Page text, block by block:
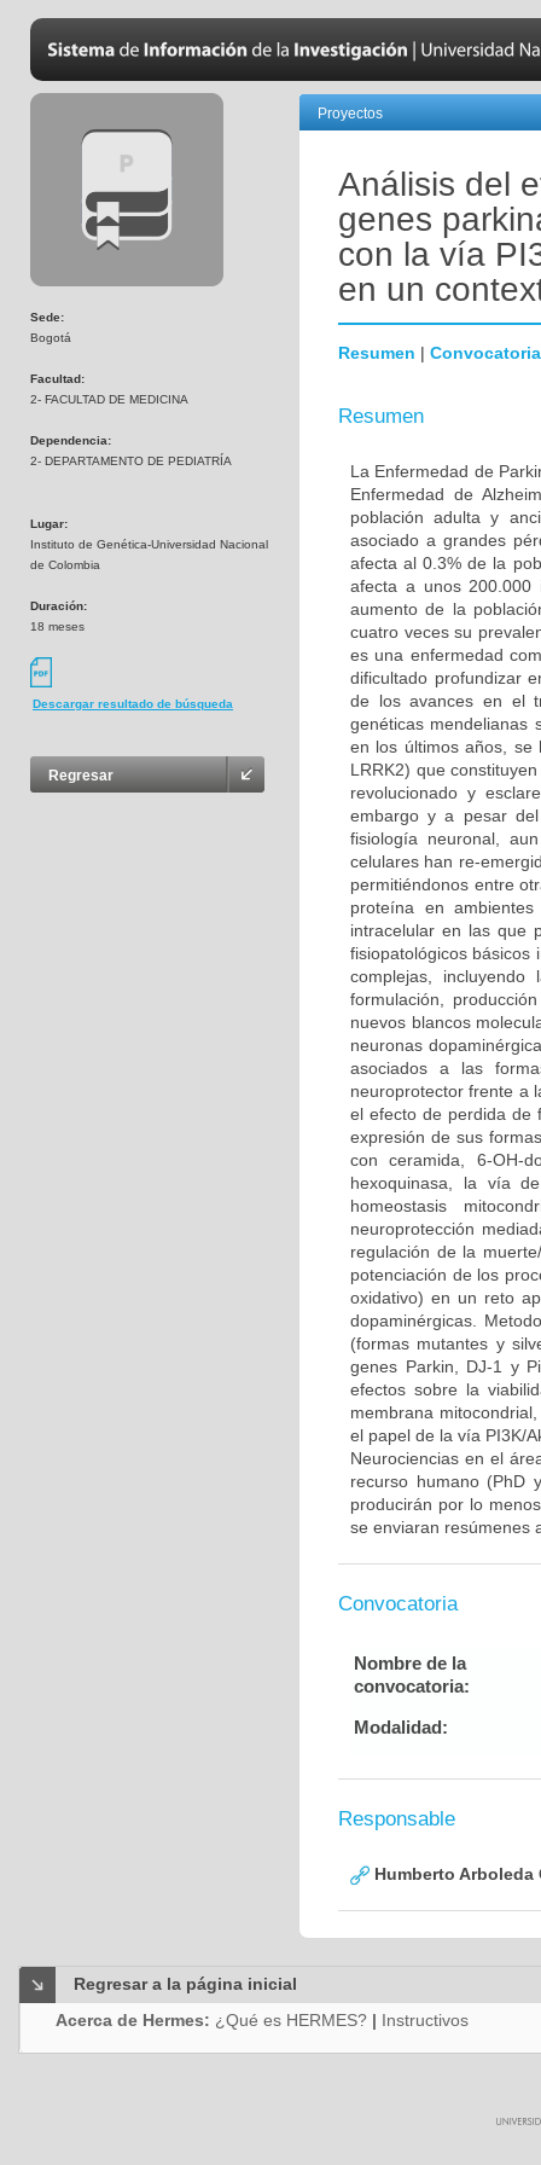
Sede:
Bogotá
Facultad:
2- FACULTAD DE MEDICINA
Dependencia:
2- DEPARTAMENTO DE PEDIATRÍA
Lugar:
Instituto de Genética-Universidad Nacional
de Colombia
Duración:
18 meses
Descargar resultado de búsqueda
Regresar
Proyectos
Análisis del
genes
con la vía
en un
Resumen | Convocatoria
Resumen
La Enfermedad de
Enfermedad de
población adulta y
asociado a grandes
afecta al 0.3% de la
afecta a unos 200.000
aumento de la
cuatro veces su
es una enfermedad
dificultado profundizar
de los avances en el
genéticas mendelianas
en los últimos años, se
LRRK2) que
revolucionado y
embargo y a pesar
fisiología neuronal,
celulares han re-
permitiéndonos entre
proteína en
intracelular en las que
fisiopatológicos básicos
complejas,
formulación,
nuevos blancos
neuronas
asociados a las
neuroprotector frente a
el efecto de perdida de
expresión de sus
con ceramida, 6-OH-
hexoquinasa, la vía
homeostasis
neuroprotección
regulación de la
potenciación de los
oxidativo) en un reto
dopaminérgicas.
(formas mutantes y
genes Parkin, DJ-1 y
efectos sobre la
membrana
el papel de la vía PI3K/
Neurociencias en el
recurso humano (PhD
producirán por lo
se enviaran resúmenes
Convocatoria
Nombre de la
convocatoria:
Modalidad:
Responsable
Humberto Arboleda
Regresar a la página inicial
Acerca de Hermes: ¿Qué es HERMES? | Instructivos